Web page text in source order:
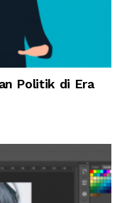
Politik di Era